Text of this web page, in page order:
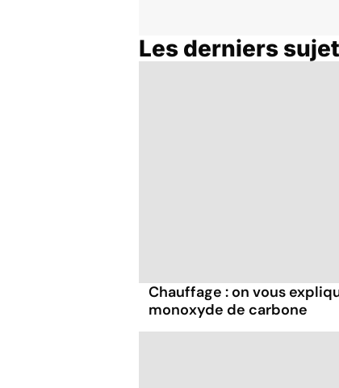
Les derniers
Chauffage : on vous
monoxyde de carbone